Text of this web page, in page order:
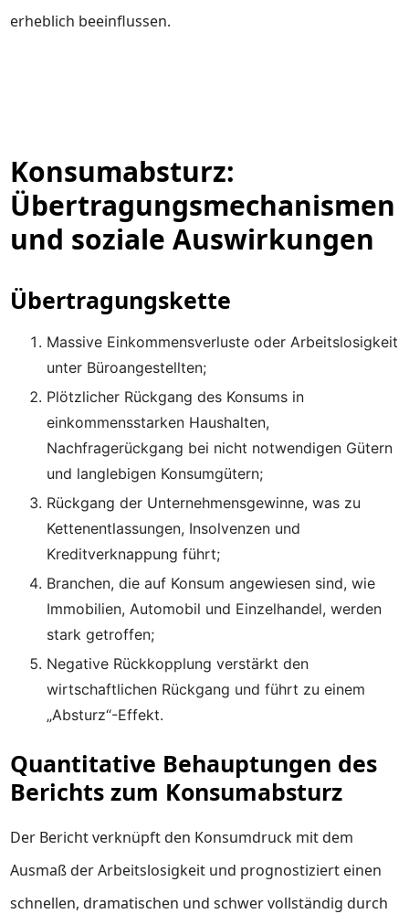
erheblich beeinflussen.
Konsumabsturz:
Übertragungsmechanismen
und soziale Auswirkungen
Übertragungskette
Massive Einkommensverluste oder Arbeitslosigkeit
unter Büroangestellten;
Plötzlicher Rückgang des Konsums in
einkommensstarken Haushalten,
Nachfragerückgang bei nicht notwendigen Gütern
und langlebigen Konsumgütern;
Rückgang der Unternehmensgewinne, was zu
Kettenentlassungen, Insolvenzen und
Kreditverknappung führt;
Branchen, die auf Konsum angewiesen sind, wie
Immobilien, Automobil und Einzelhandel, werden
stark getroffen;
Negative Rückkopplung verstärkt den
wirtschaftlichen Rückgang und führt zu einem
„Absturz“-Effekt.
Quantitative Behauptungen des
Berichts zum Konsumabsturz
Der Bericht verknüpft den Konsumdruck mit dem
Ausmaß der Arbeitslosigkeit und prognostiziert einen
schnellen, dramatischen und schwer vollständig durch